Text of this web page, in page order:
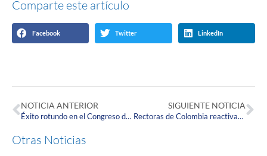
Comparte este artículo
Facebook Twitter LinkedIn
NOTICIA ANTERIOR
Éxito rotundo en el Congreso de Medicina Familiar Integral FUJNC 2025: Una mirada humana a través del curso de vida
SIGUIENTE NOTICIA
Rectoras de Colombia reactivan alianza por la equidad y lanzan el Observatorio de Educación con Mirada de Mujer
Otras Noticias